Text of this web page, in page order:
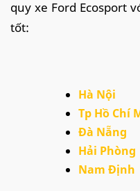
quy xe Ford Ecosport
tốt:
Hà Nội
Tp Hồ Chí
Đà Nẵng
Hải Phòng
Nam Định